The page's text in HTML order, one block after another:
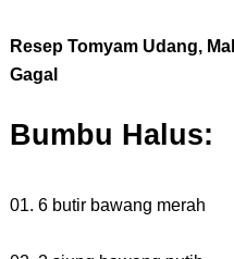
Resep Tomyam Udang,
Gagal
Bumbu Halus:
01. 6 butir bawang merah